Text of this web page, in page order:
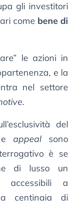
gli investitori
come bene di
le azioni in
e la
nel settore
.
del
appeal sono
è se
di lusso un
accessibili a
centinaia di